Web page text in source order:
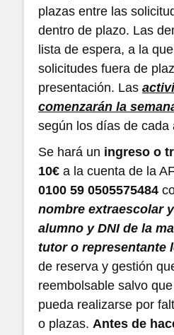
plazas entre las
dentro de plazo. Las
lista de espera, a la
solicitudes fuera de
presentación. Las
comenzarán la
según los días de cada
Se hará un ingreso o
10€ a la cuenta de la
0100 59 0505575484
nombre extraescolar
alumno y DNI de la
tutor o representante
de reserva y gestión
reembolsable salvo
pueda realizarse por
o plazas. Antes de